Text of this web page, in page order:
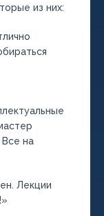
из них:
Все на
Лекции